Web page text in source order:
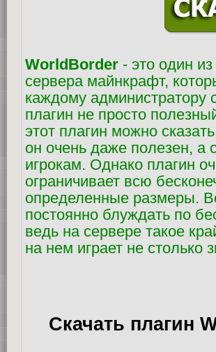
WorldBorder - это один
сервера майнкрафт,
каждому администратору
плагин не просто
этот плагин можно
он очень даже полезен, а
игрокам. Однако плагин
ограничивает всю
определенные размеры.
постоянно блуждать по
ведь на сервере такое
на нем играет не столько
Скачать плагин